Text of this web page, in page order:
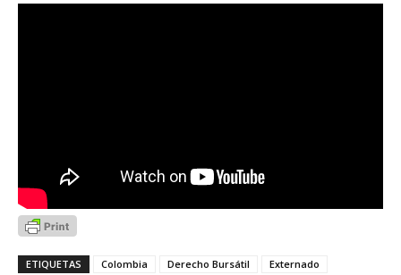
ETIQUETAS Colombia Derecho Bursátil
Externado